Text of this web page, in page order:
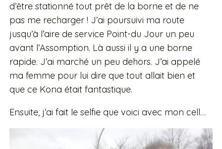
d’être stationné tout prêt de la borne et de ne
pas me recharger ! J’ai poursuivi ma route
jusqu’à l’aire de service Point-du Jour un peu
avant l’Assomption. Là aussi il y a uneborne
rapide. J’ai marché un peu dehors. J’ai appelé
ma femme pour lui dire que tout allait bien et
que ce Kona était fantastique.
Ensuite, j’ai fait le selfie que voici avec mon cell…